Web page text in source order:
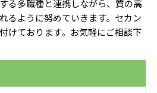
る多職種と連携しながら、質の高
るように努めていきます。セカン
けております。お気軽にご相談下